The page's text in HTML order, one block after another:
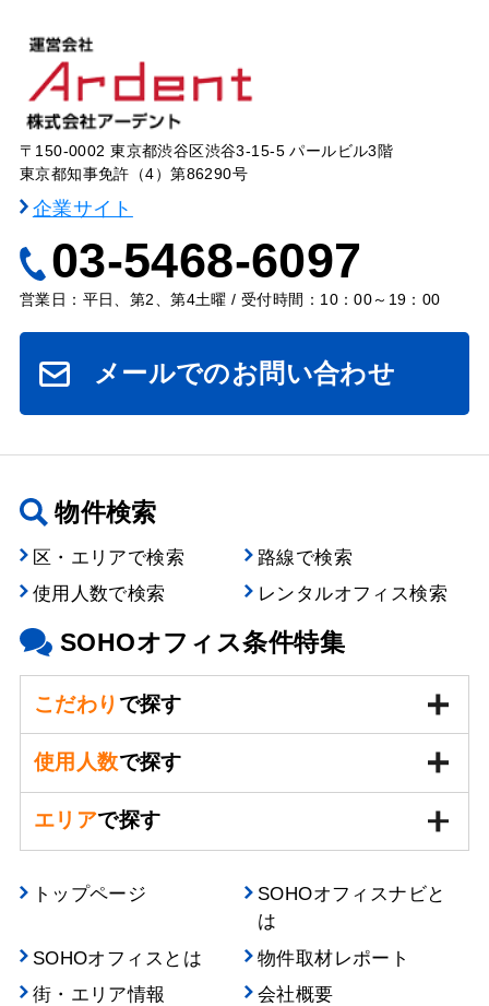
〒150-0002 東京都渋谷区渋谷3-15-5 パールビル3階
東京都知事免許（4）第86290号
企業サイト
03-5468-6097
営業日：平日、第2、第4土曜 / 受付時間：10：00～19：00
メールでのお問い合わせ
物件検索
区・エリアで検索
路線で検索
使用人数で検索
レンタルオフィス検索
SOHOオフィス条件特集
こだわり で探す
使用人数で探す
エリアで探す
トップページ
SOHOオフィスナビと
は
SOHOオフィスとは
物件取材レポート
街・エリア情報
会社概要